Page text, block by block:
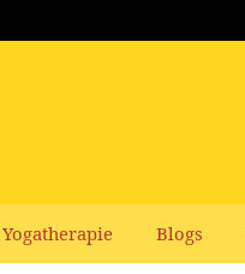
Yogatherapie Blogs